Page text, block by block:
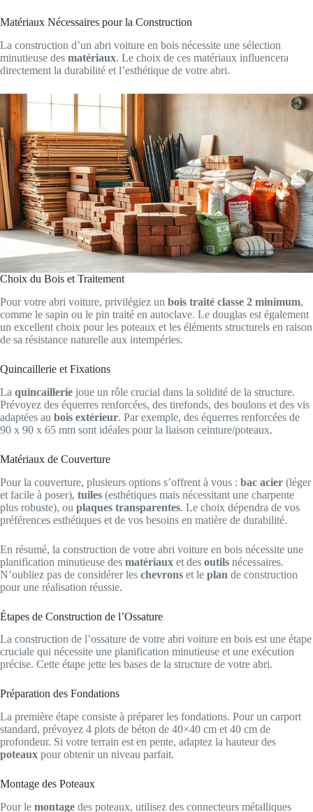
Matériaux Nécessaires pour la Construction
La construction d’un abri voiture en bois nécessite une sélection
minutieuse des matériaux. Le choix de ces matériaux influencera
directement la durabilité et l’esthétique de votre abri.
Choix du Bois et Traitement
Pour votre abri voiture, privilégiez un bois traité classe 2 minimum,
comme le sapin ou le pin traité en autoclave. Le douglas est également
un excellent choix pour les poteaux et les éléments structurels en raison
de sa résistance naturelle aux intempéries.
Quincaillerie et Fixations
La quincaillerie joue un rôle crucial dans la solidité de la structure.
Prévoyez des équerres renforcées, des tirefonds, des boulons et des vis
adaptées au bois extérieur. Par exemple, des équerres renforcées de
90 x 90 x 65 mm sont idéales pour la liaison ceinture/poteaux.
Matériaux de Couverture
Pour la couverture, plusieurs options s’offrent à vous : bac acier (léger
et facile à poser), tuiles (esthétiques mais nécessitant une charpente
plus robuste), ou plaques transparentes. Le choix dépendra de vos
préférences esthétiques et de vos besoins en matière de durabilité.
En résumé, la construction de votre abri voiture en bois nécessite une
planification minutieuse des matériaux et des outils nécessaires.
N’oubliez pas de considérer les chevrons et le plan de construction
pour une réalisation réussie.
Étapes de Construction de l’Ossature
La construction de l’ossature de votre abri voiture en bois est une étape
cruciale qui nécessite une planification minutieuse et une exécution
précise. Cette étape jette les bases de la structure de votre abri.
Préparation des Fondations
La première étape consiste à préparer les fondations. Pour un carport
standard, prévoyez 4 plots de béton de 40×40 cm et 40 cm de
profondeur. Si votre terrain est en pente, adaptez la hauteur des
poteaux pour obtenir un niveau parfait.
Montage des Poteaux
Pour le montage des poteaux, utilisez des connecteurs métalliques